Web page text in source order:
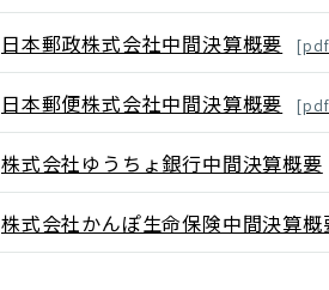
日本郵政株式会社中間決算概要 [pdf
日本郵便株式会社中間決算概要 [pdf
株式会社ゆうちょ銀行中間決算概要
株式会社かんぽ生命保険中間決算概